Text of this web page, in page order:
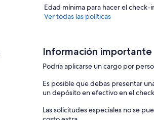
Edad mínima para hacer el check-
Ver todas las políticas
Información importante
Podría aplicarse un cargo por
Es posible que debas presentar
un depósito en efectivo en el
Las solicitudes especiales no se